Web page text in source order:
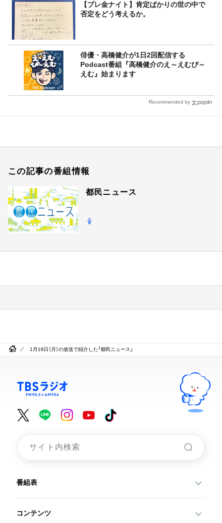
【プレ金ナイト】肯定ばかりの世の中で
否定をどう考えるか。
俳優・高橋健介が1日2回配信する
Podcast番組『高橋健介のえ～えむぴ～
えむ』始まります
Recommended by
この記事の番組情報
都民ニュース
1月19日（月）の放送で紹介した「都民ニュース」
番組表
コンテンツ